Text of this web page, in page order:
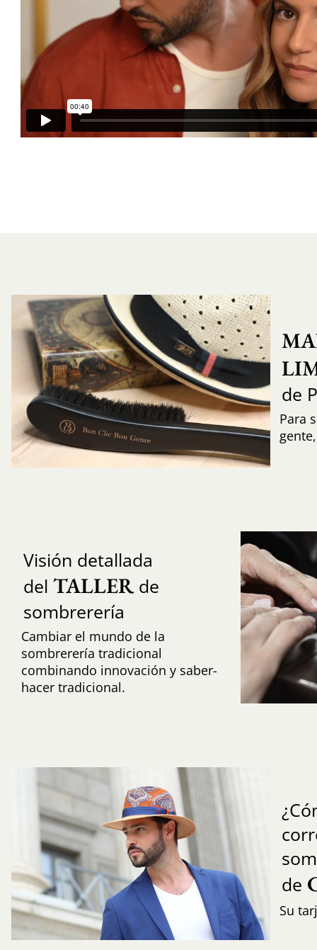
de
Para
Visión detallada
del TALLERde
sombrerería
Cambiar el mundo de la
sombrerería tradicional
combinando innovación y saber-
hacer tradicional.
de
Su